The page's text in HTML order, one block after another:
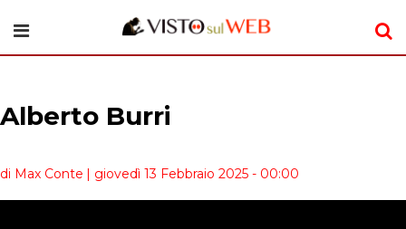
Alberto Burri
di Max Conte | giovedì 13 Febbraio 2025 - 00:00